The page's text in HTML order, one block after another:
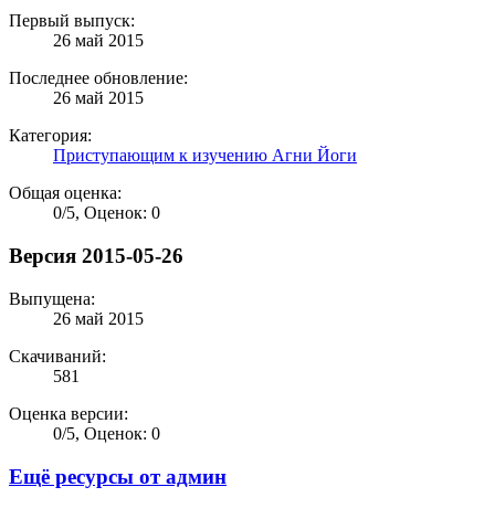
Первый выпуск:
26 май 2015
Последнее обновление:
26 май 2015
Категория:
Приступающим к изучению Агни Йоги
Общая оценка:
0/5, Оценок: 0
Версия 2015-05-26
Выпущена:
26 май 2015
Скачиваний:
581
Оценка версии:
0/5, Оценок: 0
Ещё ресурсы от админ